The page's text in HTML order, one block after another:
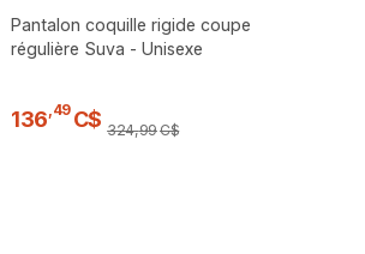
Pantalon coquille rigide coupe
régulière Suva - Unisexe
136 49 C$ 324,99C$